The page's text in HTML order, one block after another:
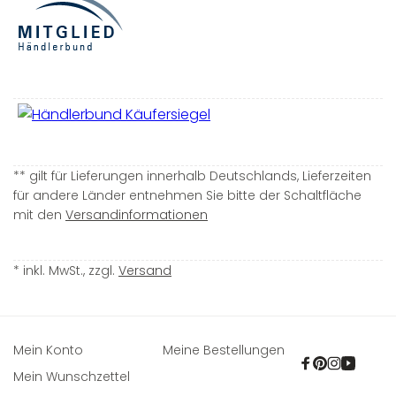
** gilt für Lieferungen innerhalb Deutschlands, Lieferzeiten
für andere Länder entnehmen Sie bitte der Schaltfläche
mit den Versandinformationen
* inkl. MwSt., zzgl. Versand
Mein Konto
Meine Bestellungen
Mein Wunschzettel
Facebook
Pinterest